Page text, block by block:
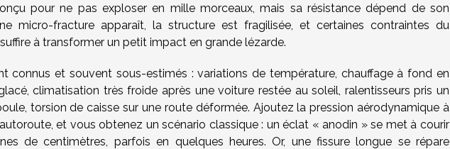
pour ne pas exploser en mille morceaux, mais sa résistance dépend de son
micro-fracture apparaît, la structure est fragilisée, et certaines contraintes du
à transformer un petit impact en grande lézarde.
connus et souvent sous-estimés : variations de température, chauffage à fond en
climatisation très froide après une voiture restée au soleil, ralentisseurs pris un
torsion de caisse sur une route déformée. Ajoutez la pression aérodynamique à
et vous obtenez un scénario classique : un éclat « anodin » se met à courir
de centimètres, parfois en quelques heures. Or, une fissure longue se répare